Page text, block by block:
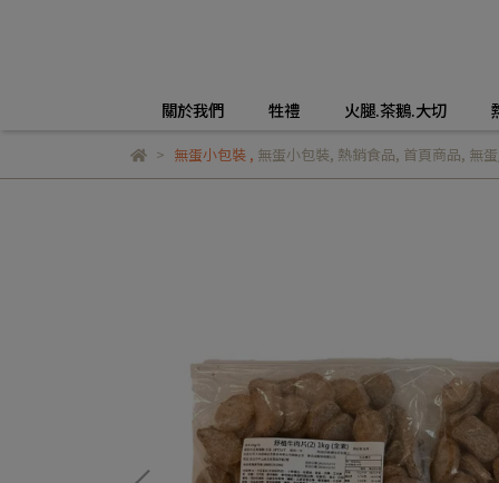
關於我們 牲禮 火腿.茶鵝.大切
無蛋小包裝, 無蛋小包裝, 熱銷食品, 首頁商品, 無